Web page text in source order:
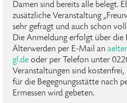
Damen sind bereits alle belegt.
zusätzliche Veranstaltung
sehr gefragt und auch schon
Die Anmeldung erfolgt über die
Älterwerden per E-Mail an
gl.de oder per Telefon unter
Veranstaltungen sind kostenfrei,
für die Begegnungsstätte nach
Ermessen wird gebeten.